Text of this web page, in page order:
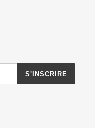
S'INSCRIRE